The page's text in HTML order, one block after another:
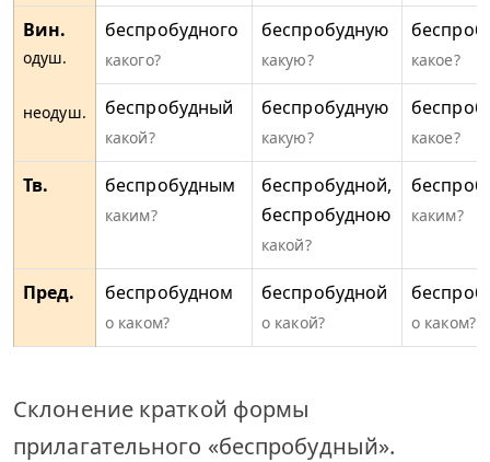
Вин.
одуш.
неодуш.
беспробудного
какого?
беспробудную
какую? какое?
беспробудный
какой?
беспробудную
какую? какое?
Тв. беспробудным
каким?
беспробудной,
беспробудною
какой?
каким?
Пред. беспробудном
о каком?
беспробудной
о какой? о каком?
Склонение краткой формы
прилагательного «беспробудный».